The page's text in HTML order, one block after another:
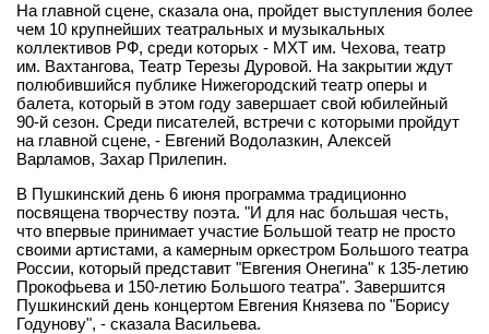
На главной сцене, сказала она, пройдет выступления более
чем 10 крупнейших театральных и музыкальных
коллективов РФ, среди которых - МХТ им. Чехова, театр
им. Вахтангова, Театр Терезы Дуровой. На закрытии ждут
полюбившийся публике Нижегородский театр оперы и
балета, который в этом году завершает свой юбилейный
90-й сезон. Среди писателей, встречи с которыми пройдут
на главной сцене, - Евгений Водолазкин, Алексей
Варламов, Захар Прилепин.
В Пушкинский день 6 июня программа традиционно
посвящена творчеству поэта. "И для нас большая честь,
что впервые принимает участие Большой театр не просто
своими артистами, а камерным оркестром Большого театра
России, который представит "Евгения Онегина" к 135-летию
Прокофьева и 150-летию Большого театра". Завершится
Пушкинский день концертом Евгения Князева по "Борису
Годунову", - сказала Васильева.